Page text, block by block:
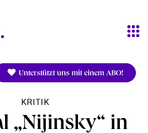
Unterstützt uns mit einem ABO!
KRITIK
„Nijinsky“ in